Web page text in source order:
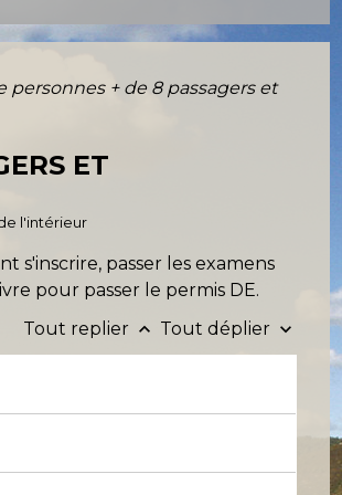
personnes + de 8 passagers et
ET
l'intérieur
s'inscrire, passer les examens
pour passer le permis DE.
Tout replier keyboard_arrow_up Tout déplier keyboard_arrow_down